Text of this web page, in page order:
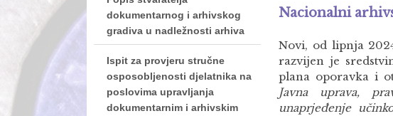
dokumentarnog i arhivskog
gradiva u nadležnosti arhiva
Ispit za provjeru stručne
osposobljenosti djelatnika na
poslovima upravljanja
dokumentarnim i arhivskim
Nacionalni
Novi, od lipnja
razvijen je
plana oporavka i
Javna uprava,
unaprjeđenje